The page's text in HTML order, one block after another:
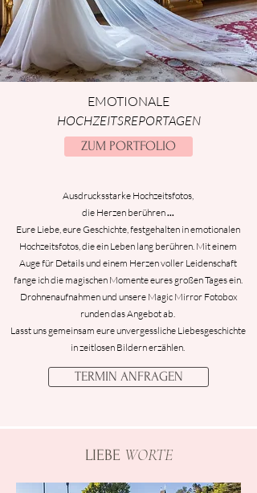
EMOTIONALE
HOCHZEITSREPORTAGEN
ZUM PORTFOLIO
Ausdrucksstarke Hochzeitsfotos,
die Herzen berühren...
Eure Liebe, eure Geschichte, festgehalten in emotionalen
Hochzeitsfotos, die ein Leben lang berühren. Mit einem
Auge für Details und einem Herzen voller Leidenschaft
fange ich die magischen Momente eures großen Tages ein.
Drohnenaufnahmen und unsere Magic Mirror Fotobox
runden das Angebot ab.
Lasst uns gemeinsam eure unvergessliche Liebesgeschichte
in zeitlosen Bildern erzählen.
TERMIN ANFRAGEN
LIEBE WORTE